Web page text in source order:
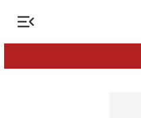
